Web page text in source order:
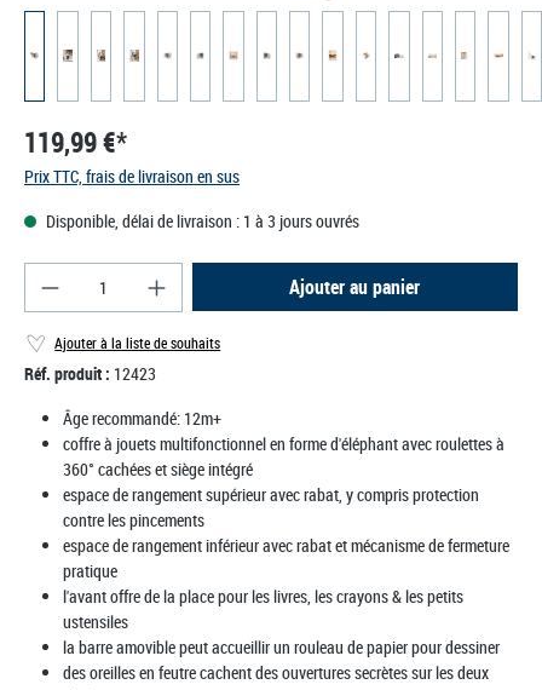
119,99 €*
Prix TTC, frais de livraison en sus
Disponible, délai de livraison : 1 à 3 jours ouvrés
Quantité de produit : Entrez la quantité
Ajouter au panier
Ajouter à la liste de souhaits
Réf. produit : 12423
Âge recommandé: 12m+
coffre à jouets multifonctionnel en forme d'éléphant avec roulettes à
360° cachées et siège intégré
espace de rangement supérieur avec rabat, y compris protection
contre les pincements
espace de rangement inférieur avec rabat et mécanisme de fermeture
pratique
l'avant offre de la place pour les livres, les crayons & les petits
ustensiles
la barre amovible peut accueillir un rouleau de papier pour dessiner
des oreilles en feutre cachent des ouvertures secrètes sur les deux